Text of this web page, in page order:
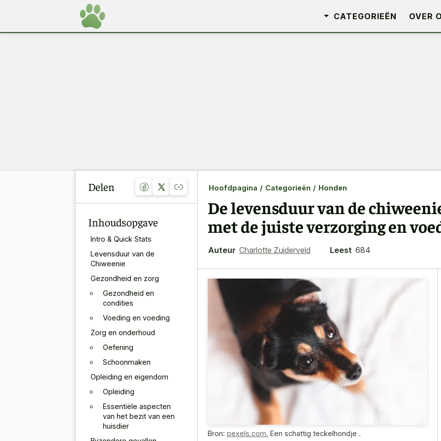
CATEGORIEËN OVER
Delen
Inhoudsopgave
Intro & Quick Stats
Levensduur van de
Chiweenie
Gezondheid en zorg
Gezondheid en
condities
Voeding en voeding
Zorg en onderhoud
Oefening
Schoonmaken
Opleiding en eigendom
Opleiding
Essentiële aspecten
van het bezit van een
huisdier
Hoofdpagina / Categorieën / Honden
De levensduur van de
met de juiste verzorging en
Auteur Charlotte Zuiderveld Leest 684
Bron: pexels.com Een schattig teckelhondje .